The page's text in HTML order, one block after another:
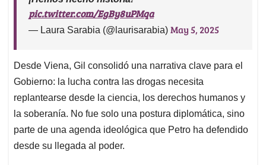
pic.twitter.com/EgBy8uPMqa
— Laura Sarabia (@laurisarabia) May 5, 2025
Desde Viena, Gil consolidó una narrativa clave para el
Gobierno: la lucha contra las drogas necesita
replantearse desde la ciencia, los derechos humanos y
la soberanía. No fue solo una postura diplomática, sino
parte de una agenda ideológica que Petro ha defendido
desde su llegada al poder.